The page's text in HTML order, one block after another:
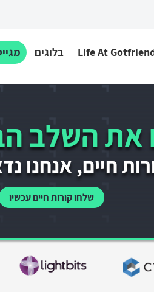
Life At בלוגים
השלב
חיים, אנחנו
שלחו קורות חיים עכשיו